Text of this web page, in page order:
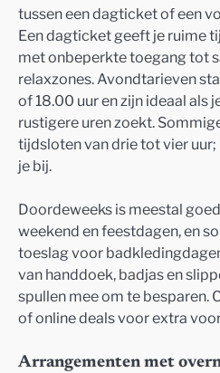
tussen een dagticket of een
Een dagticket geeft je ruime
met onbeperkte toegang tot
relaxzones. Avondtarieven
of 18.00 uur en zijn ideaal als
rustigere uren zoekt.
tijdsloten van drie tot vier uur;
je bij.
Doordeweeks is meestal
weekend en feestdagen, en
toeslag voor
van handdoek, badjas en
spullen mee om te besparen.
of online deals voor extra
Arrangementen met